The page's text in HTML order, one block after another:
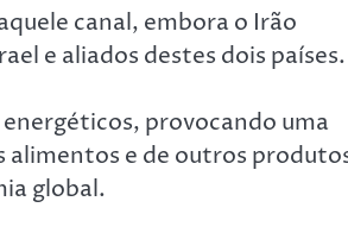
canal, embora o Irão
e aliados destes dois países.
provocando uma
alimentos e de outros
global.